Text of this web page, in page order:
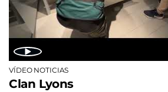
VÍDEO NOTICIAS
Clan Lyons